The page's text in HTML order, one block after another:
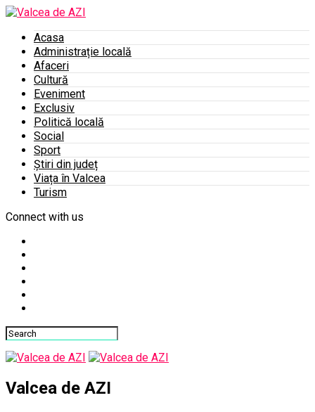
Acasa
Administrație locală
Afaceri
Cultură
Eveniment
Exclusiv
Politică locală
Social
Sport
Știri din județ
Viața în Valcea
Turism
Connect with us
Valcea de AZI